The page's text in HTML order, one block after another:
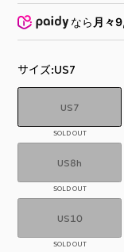
なら 月々
サイズ US7
US7
SOLD OUT
US8h
SOLD OUT
US10
SOLD OUT